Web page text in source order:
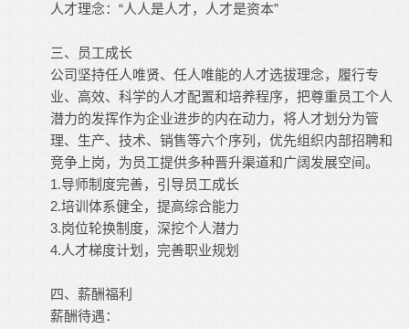
人才理念：“人人是人才，人才是资本”
三、员工成长
公司坚持任人唯贤、任人唯能的人才选拔理念，履行专
业、高效、科学的人才配置和培养程序，把尊重员工个人
潜力的发挥作为企业进步的内在动力，将人才划分为管
理、生产、技术、销售等六个序列，优先组织内部招聘和
竞争上岗，为员工提供多种晋升渠道和广阔发展空间。
1.导师制度完善，引导员工成长
2.培训体系健全，提高综合能力
3.岗位轮换制度，深挖个人潜力
4.人才梯度计划，完善职业规划
四、薪酬福利
薪酬待遇：